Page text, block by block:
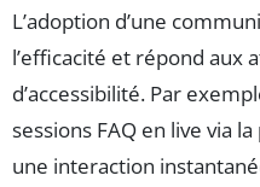
L’adoption d’une
l’efficacité et répond aux
d’accessibilité. Par
sessions FAQ en live via
une interaction